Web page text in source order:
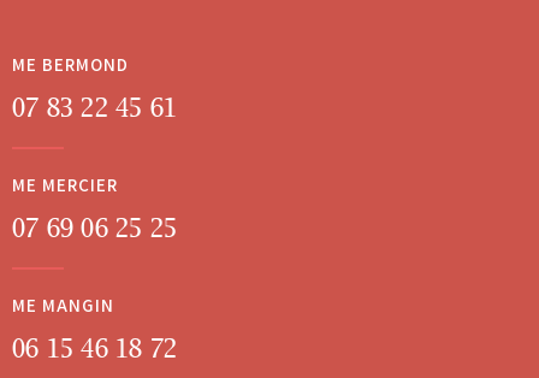
ME BERMOND
07 83 22 45 61
ME MERCIER
07 69 06 25 25
ME MANGIN
06 15 46 18 72